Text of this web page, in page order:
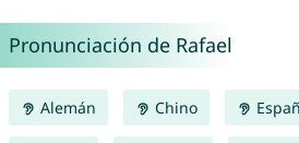
Pronunciación de Rafael
Alemán Chino